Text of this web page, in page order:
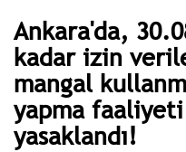
Ankara'da,
kadar izin
mangal
yapma
yasaklandı!